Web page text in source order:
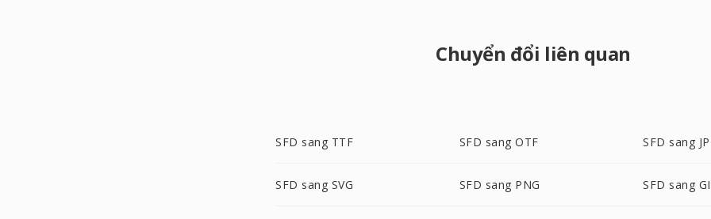
Chuyển đổi liên quan
SFD sang TTF SFD sang OTF SFD sang
SFD sang SVG SFD sang PNG SFD sang